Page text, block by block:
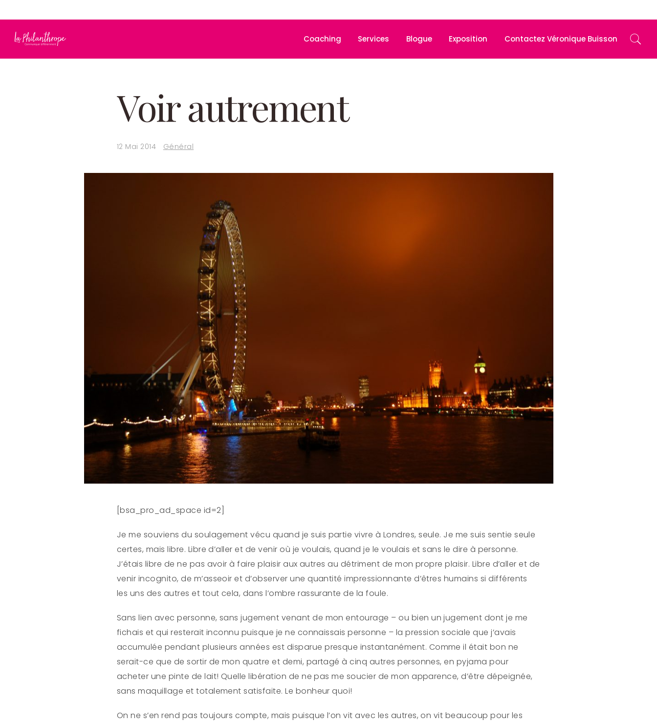
Coaching Services Blogue Exposition Contactez Véronique Buisson
Voir autrement
12 Mai 2014 Général
[bsa_pro_ad_space id=2]
Je me souviens du soulagement vécu quand je suis partie vivre à Londres, seule. Je me suis sentie seule
certes, mais libre. Libre d’aller et de venir où je voulais, quand je le voulais et sans le dire à personne.
J’étais libre de ne pas avoir à faire plaisir aux autres au détriment de mon propre plaisir. Libre d’aller et de
venir incognito, de m’asseoir et d’observer une quantité impressionnante d’êtres humains si différents
les uns des autres et tout cela, dans l’ombre rassurante de la foule.
Sans lien avec personne, sans jugement venant de mon entourage – ou bien un jugement dont je me
fichais et qui resterait inconnu puisque je ne connaissais personne – la pression sociale que j’avais
accumulée pendant plusieurs années est disparue presque instantanément. Comme il était bon ne
serait-ce que de sortir de mon quatre et demi, partagé à cinq autres personnes, en pyjama pour
acheter une pinte de lait! Quelle libération de ne pas me soucier de mon apparence, d’être dépeignée,
sans maquillage et totalement satisfaite. Le bonheur quoi!
On ne s’en rend pas toujours compte, mais puisque l’on vit avec les autres, on vit beaucoup pour les